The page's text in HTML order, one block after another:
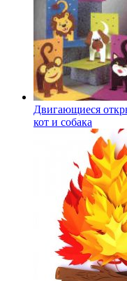
Двигающиеся
кот и собака